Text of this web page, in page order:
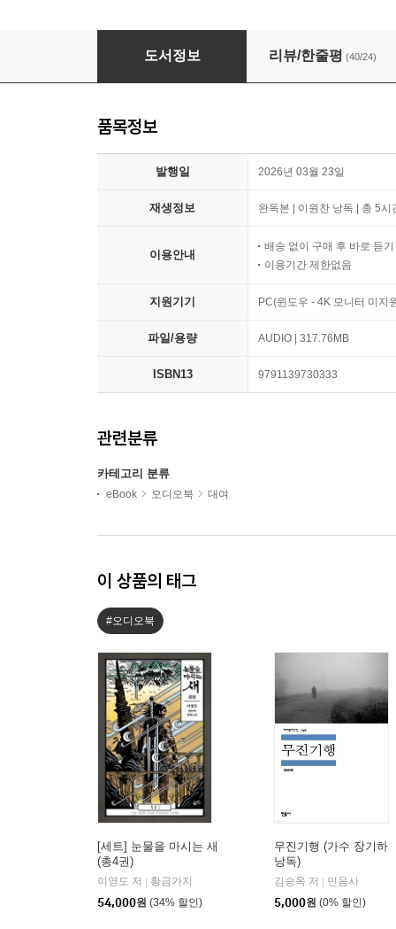
[대여] 데일 카네기 긍정태도론
도서정보 리뷰/한줄평 (40/24)
품목정보
발행일 2026년 03월 23일
재생정보 완독본 | 이원찬 낭독 | 총 5시
이용안내
배송 없이 구매 후 바로 듣기
이용기간 제한없음
지원기기 PC(윈도우 - 4K 모니터 미지
파일/용량 AUDIO | 317.76MB
ISBN13 9791139730333
관련분류
카테고리 분류
eBook 오디오북 대여
이 상품의 태그
#오디오북
[세트] 눈물을 마시는 새
(총4권)
이영도 저
황금가지
54,000원 (34% 할인)
무진기행 (가수 장기하
낭독)
김승옥 저
민음사
5,000원 (0% 할인)